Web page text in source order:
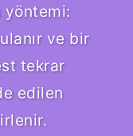
yöntemi:
ve bir
tekrar
edilen